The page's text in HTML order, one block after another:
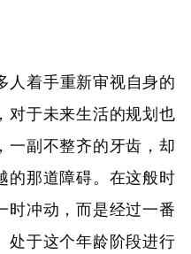
人着手重新审视自身的
对于未来生活的规划也
一副不整齐的牙齿，却
的那道障碍。在这般时
时冲动，而是经过一番
处于这个年龄阶段进行